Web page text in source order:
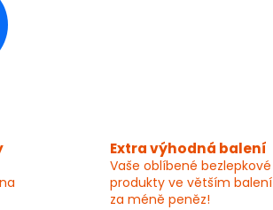
Extra výhodná balení
Vaše oblíbené bezlepkové
produkty ve větším balení
za méně peněz!